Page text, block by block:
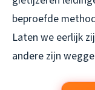
beproefde
Laten we eerlijk
andere zijn